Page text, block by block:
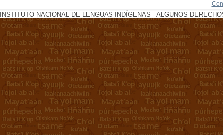
INSTITUTO NACIONAL DE LENGUAS INDÍGENAS - ALGUNOS